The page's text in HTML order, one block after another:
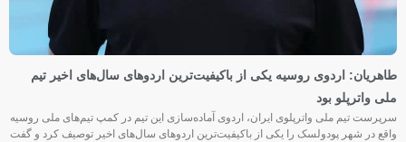
طاهریان: اردوی روسیه یکی از باکیفیت‌ترین اردوهای سال‌های اخیر تیم
ملی واترپلو بود
سرپرست تیم ملی واترپلوی ایران، اردوی آماده‌سازی این تیم در کمپ تیم‌های ملی روسیه
واقع در شهر پودولسک را یکی از باکیفیت‌ترین اردوهای سال‌های اخیر توصیف کرد و گفت